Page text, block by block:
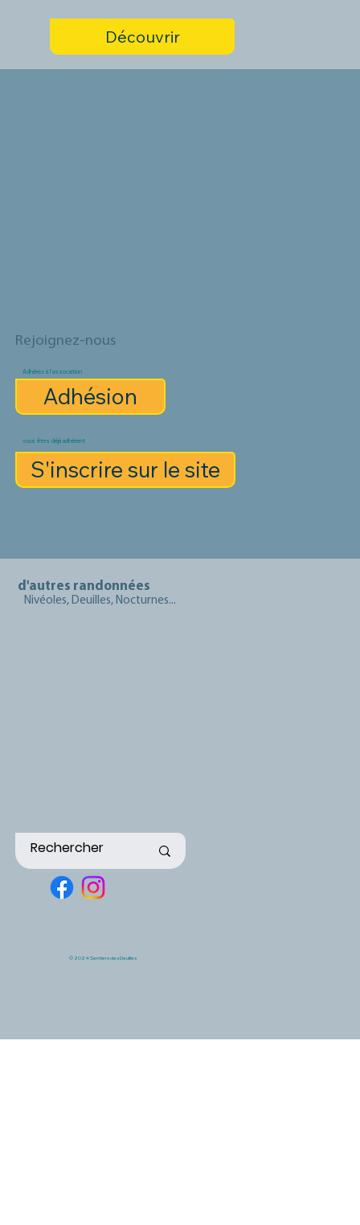
Découvrir
d'autres randonnées
Nivéoles, Deuilles, Nocturnes...
Rejoignez-nous
Adhérez à l'association
Adhésion
vous êtes déjà adhérent
S'inscrire sur le site
© 2024 Sentiers des Deuilles